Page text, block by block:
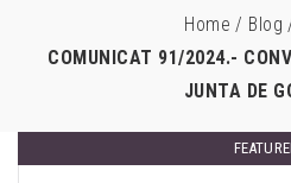
Home / Blog
COMUNICAT 91/2024.-
JUNTA DE